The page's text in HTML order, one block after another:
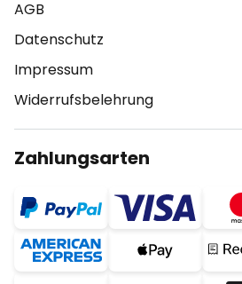
AGB
Datenschutz
Impressum
Widerrufsbelehrung
Zahlungsarten